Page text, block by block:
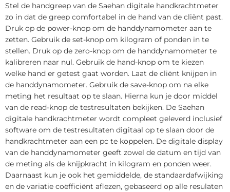
Stel de handgreep van de Saehan digitale handkrachtmeter
zo in dat de greep comfortabel in de hand van de cliënt past.
Druk op de power-knop om de handdynamometer aan te
zetten. Gebruik de set-knop om kilogram of ponden in te
stellen. Druk op de zero-knop om de handdynamometer te
kalibreren naar nul. Gebruik de hand-knop om te kiezen
welke hand er getest gaat worden. Laat de cliënt knijpen in
de handdynamometer. Gebruik de save-knop om na elke
meting het resultaat op te slaan. Hierna kun je door middel
van de read-knop de testresultaten bekijken. De Saehan
digitale handkrachtmeter wordt compleet geleverd inclusief
software om de testresultaten digitaal op te slaan door de
handkrachtmeter aan een pc te koppelen. De digitale display
van de handdynamometer geeft zowel de datum en tijd van
de meting als de knijpkracht in kilogram en ponden weer.
Daarnaast kun je ook het gemiddelde, de standaardafwijking
en de variatie coëfficiënt aflezen, gebaseerd op alle resulaten